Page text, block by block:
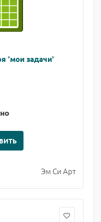
'мои задачи'
Эм Си Арт